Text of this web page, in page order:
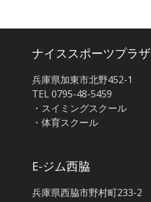
ナイススポーツプラザ
兵庫県加東市北野452-1
TEL 0795-48-5459
・スイミングスクール
・体育スクール
E-ジム西脇
兵庫県西脇市野村町233-2